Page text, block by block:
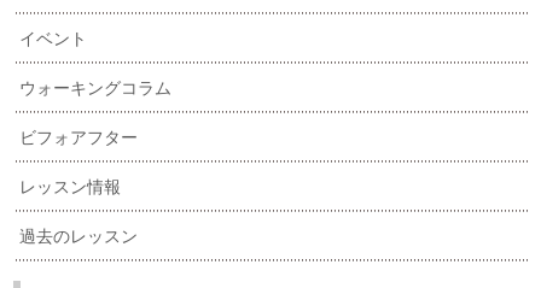
イベント
ウォーキングコラム
ビフォアフター
レッスン情報
過去のレッスン